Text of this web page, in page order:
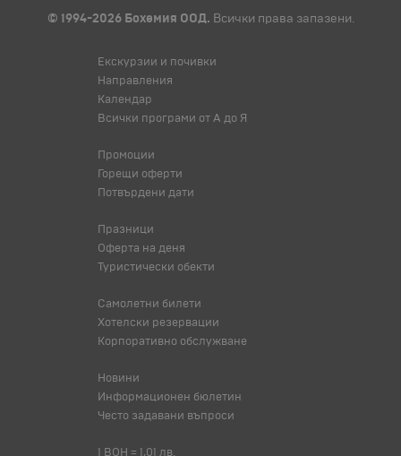
© 1994-2026 Бохемия ООД. Всички права запазени.
Екскурзии и почивки
Направления
Календар
Всички програми от А до Я
Промоции
Горещи оферти
Потвърдени дати
Празници
Оферта на деня
Туристически обекти
Самолетни билети
Хотелски резервации
Корпоративно обслужване
Новини
Информационен бюлетин
Често задавани въпроси
1 BOH = 1,01 лв.